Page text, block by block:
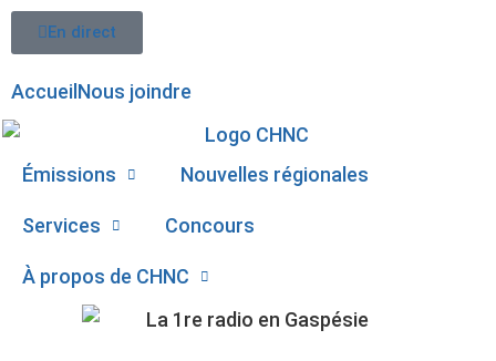
En direct
Accueil Nous joindre
Émissions Nouvelles régionales
Services Concours
À propos de CHNC